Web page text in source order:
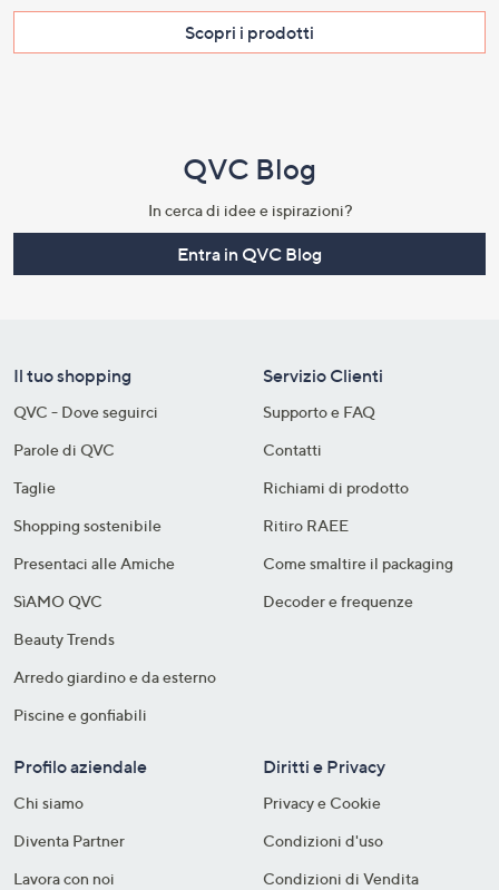
Scopri i prodotti​
QVC Blog
In cerca di idee e ispirazioni?
Entra in QVC Blog
Il tuo shopping
QVC - Dove seguirci
Parole di QVC
Taglie
Shopping sostenibile​
Presentaci alle Amiche
SìAMO QVC
Beauty Trends
Arredo giardino e da esterno
Piscine e gonfiabili
Servizio Clienti
Supporto e FAQ
Contatti
Richiami di prodotto
Ritiro RAEE
Come smaltire il packaging​
Decoder e frequenze​
Profilo aziendale
Chi siamo
Diventa Partner
Lavora con noi
Diritti e Privacy
Privacy e Cookie
Condizioni d'uso
Condizioni di Vendita